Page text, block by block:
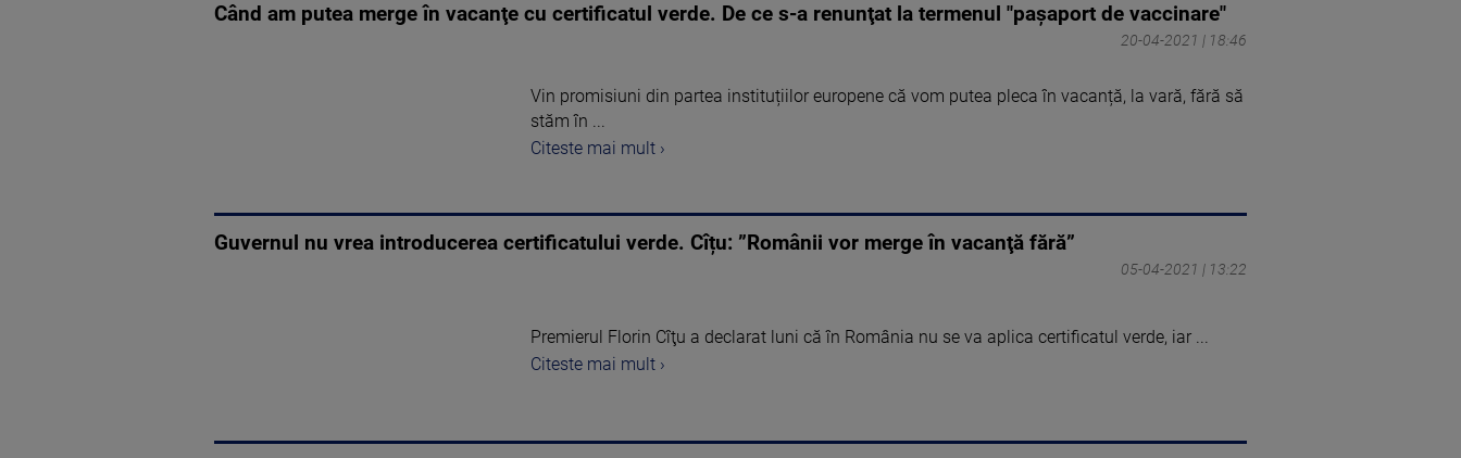
Când am putea merge în vacanţe cu certificatul verde. De ce s-a renunţat la termenul "paşaport de vaccinare"
20-04-2021 | 18:46
Vin promisiuni din partea instituțiilor europene că vom putea pleca în vacanță, la vară, fără să
stăm în ...
Citeste mai mult ›
Guvernul nu vrea introducerea certificatului verde. Cîțu: ”Românii vor merge în vacanţă fără”
05-04-2021 | 13:22
Premierul Florin Cîţu a declarat luni că în România nu se va aplica certificatul verde, iar ...
Citeste mai mult ›